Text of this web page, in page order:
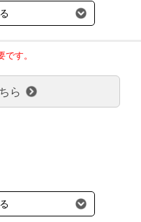
お届けにつきましては、1
上で配送無料となります。
場合の送料負担は、１回分
合は、大型商品送料のみご
す。
ら